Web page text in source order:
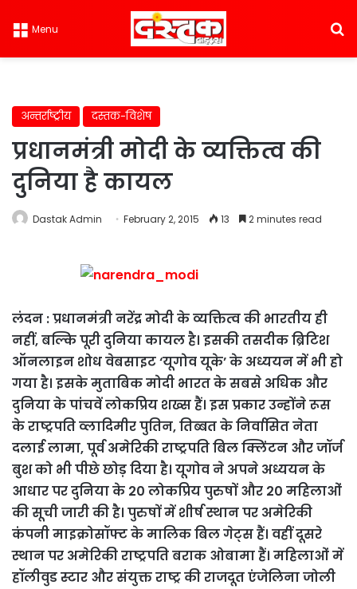
Menu
अन्तर्राष्ट्रीय दस्तक-विशेष
प्रधानमंत्री मोदी के व्यक्तित्व की
दुनिया है कायल
Dastak Admin February 2, 2015 13 2 minutes read
लंदन : प्रधानमंत्री नरेंद्र मोदी के व्यक्तित्व की भारतीय ही
नहीं, बल्कि पूरी दुनिया कायल है। इसकी तसदीक ब्रिटिश
ऑनलाइन शोध वेबसाइट ‘यूगोव यूके’ के अध्ययन में भी हो
गया है। इसके मुताबिक मोदी भारत के सबसे अधिक और
दुनिया के पांचवें लोकप्रिय शख्स हैं। इस प्रकार उन्होंने रूस
के राष्ट्रपति व्लादिमीर पुतिन, तिब्बत के निर्वासित नेता
दलाई लामा, पूर्व अमेरिकी राष्ट्रपति बिल क्लिंटन और जॉर्ज
बुश को भी पीछे छोड़ दिया है। यूगोव ने अपने अध्ययन के
आधार पर दुनिया के 20 लोकप्रिय पुरुषों और 20 महिलाओं
की सूची जारी की है। पुरुषों में शीर्ष स्थान पर अमेरिकी
कंपनी माइक्रोसॉफ्ट के मालिक बिल गेट्स हैं। वहीं दूसरे
स्थान पर अमेरिकी राष्ट्रपति बराक ओबामा हैं। महिलाओं में
हॉलीवुड स्टार और संयुक्त राष्ट्र की राजदूत एंजेलिना जोली